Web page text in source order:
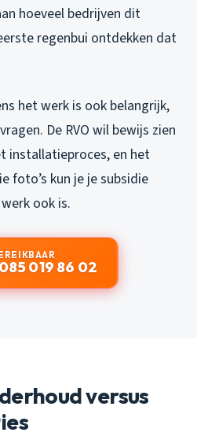
hoeveel bedrijven dit
regenbui ontdekken dat
het werk is ook belangrijk,
De RVO wil bewijs zien
installatieproces, en het
foto’s kun je je subsidie
ook is.
019 86 02
versus